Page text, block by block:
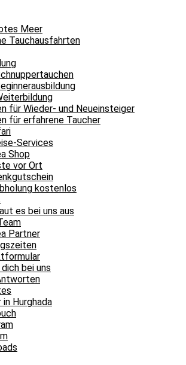
Meer
Tauchausfahrten
für Wieder- und Neueinsteiger
für erfahrene Taucher
Services
Shop
vor Ort
kostenlos
es bei uns aus
Partner
bei uns
Hurghada